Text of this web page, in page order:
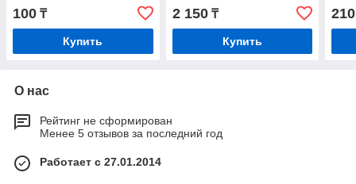
100 ₸
Купить
2 150₸
Купить
210
О нас
Рейтинг не сформирован
Менее 5 отзывов за последний год
Работает с 27.01.2014